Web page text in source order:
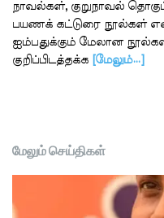
நாவல்கள், குறுநாவல்
பயணக் கட்டுரை நூல்கள்
ஐம்பதுக்கும் மேலான
குறிப்பிடத்தக்க
[மேலும்…]
மேலும் செய்திகள்